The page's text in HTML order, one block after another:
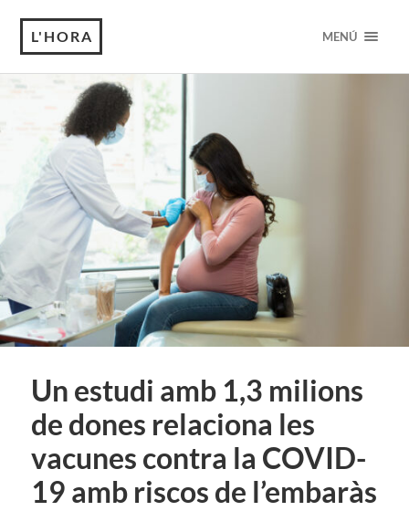
L'HORA MENÚ
Un estudi amb 1,3 milions
de dones relaciona les
vacunes contra la COVID-
19 amb riscos de l’embaràs